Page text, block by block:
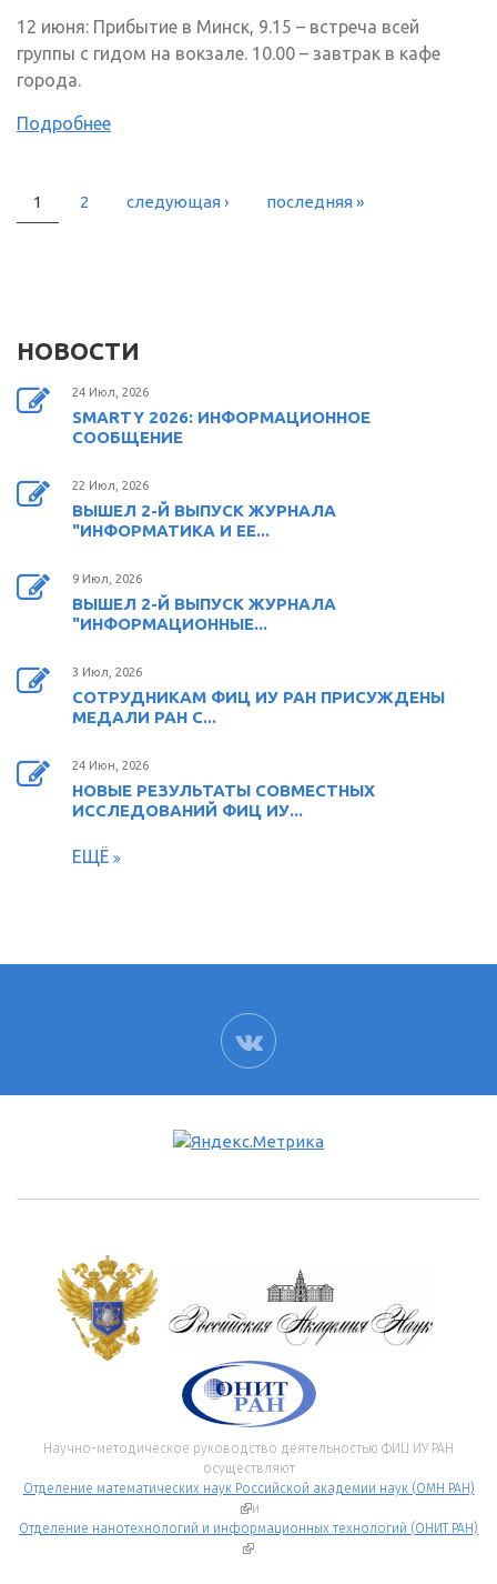
12 июня: Прибытие в Минск, 9.15 – встреча всей
группы с гидом на вокзале. 10.00 – завтрак в кафе
города.
Подробнее
СТРАНИЦЫ
1 2 следующая › последняя »
НОВОСТИ
24 Июл, 2026
SMARTY 2026: ИНФОРМАЦИОННОЕ
СООБЩЕНИЕ
22 Июл, 2026
ВЫШЕЛ 2-Й ВЫПУСК ЖУРНАЛА
"ИНФОРМАТИКА И ЕЕ...
9 Июл, 2026
ВЫШЕЛ 2-Й ВЫПУСК ЖУРНАЛА
"ИНФОРМАЦИОННЫЕ...
3 Июл, 2026
СОТРУДНИКАМ ФИЦ ИУ РАН ПРИСУЖДЕНЫ
МЕДАЛИ РАН С...
24 Июн, 2026
НОВЫЕ РЕЗУЛЬТАТЫ СОВМЕСТНЫХ
ИССЛЕДОВАНИЙ ФИЦ ИУ...
ЕЩЁ
ВК
Научно-методическое руководство деятельностью ФИЦ ИУ РАН
осуществляют
Отделение математических наук Российской академии наук (ОМН РАН)
(внешняя ссылка)
и
Отделение нанотехнологий и информационных технологий (ОНИТ РАН)
(внешняя ссылка)
.